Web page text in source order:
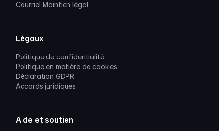
Courriel Maintien légal
Légaux
Politique de confidentialité
Politique en matière de cookies
Déclaration GDPR
Accords juridiques
Aide et soutien